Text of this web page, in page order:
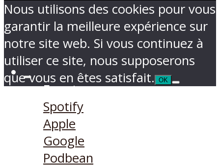
Ecouter sur
Spotify
Apple
Google
Podbean
Nous utilisons des cookies pour vous
garantir la meilleure expérience sur
notre site web. Si vous continuez à
utiliser ce site, nous supposerons
que vous en êtes satisfait.
OK